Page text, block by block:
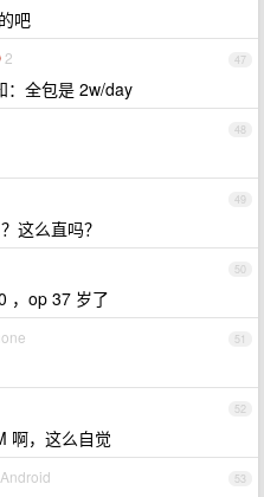
吧
47
2
：全包是 2w/day
48
49
这么直吗？
50
，op 37 岁了
51
52
啊，这么自觉
53